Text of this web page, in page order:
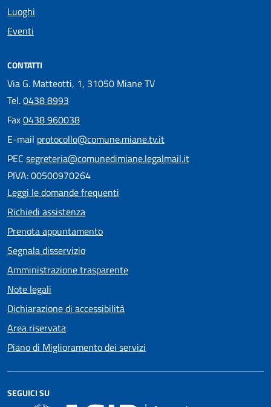
Luoghi
Eventi
CONTATTI
Via G. Matteotti, 1, 31050 Miane TV
Tel.0438 8993
Fax0438 960038
E-mail protocollo@comune.miane.tv.it
PEC segreteria@comunedimiane.legalmail.it
PIVA: 00500970264
Leggi le domande frequenti
Richiedi assistenza
Prenota appuntamento
Segnala disservizio
Amministrazione trasparente
Note legali
Dichiarazione di accessibilità
Area riservata
Piano di Miglioramento dei servizi
SEGUICI SU